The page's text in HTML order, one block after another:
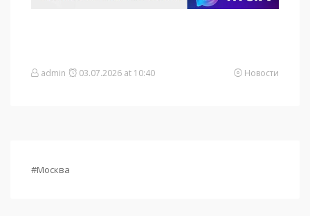
admin 03.07.2026 at 10:40 Новости
#Москва